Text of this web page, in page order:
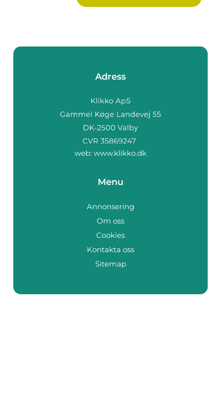
Adress
web: www.klikko.dk
Menu
Annonsering
Om oss
Cookies
Kontakta oss
Sitemap